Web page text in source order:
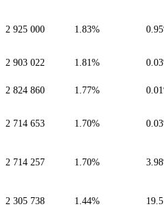
2 925 000 1.83%
2 903 022 1.81%
2 824 860 1.77%
2 714 653 1.70%
2 714 257 1.70%
2 305 738 1.44%